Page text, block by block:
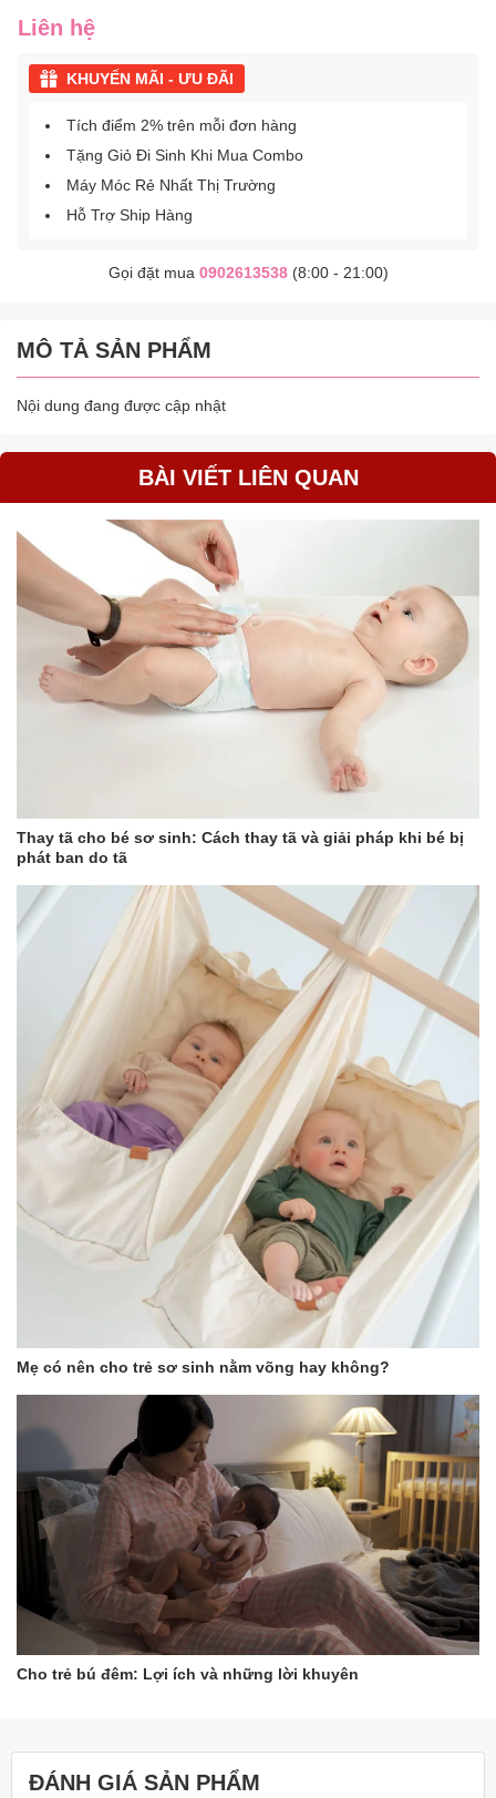
Liên hệ
KHUYẾN MÃI - ƯU ĐÃI
Tích điểm 2% trên mỗi đơn hàng
Tặng Giỏ Đi Sinh Khi Mua Combo
Máy Móc Rẻ Nhất Thị Trường
Hỗ Trợ Ship Hàng
Gọi đặt mua 0902613538(8:00 - 21:00)
MÔ TẢ SẢN PHẨM
Nội dung đang được cập nhật
BÀI VIẾT LIÊN QUAN
Thay tã cho bé sơ sinh: Cách thay tã và giải pháp khi bé bị
phát ban do tã
Mẹ có nên cho trẻ sơ sinh nằm võng hay không?
Cho trẻ bú đêm: Lợi ích và những lời khuyên
ĐÁNH GIÁ SẢN PHẨM